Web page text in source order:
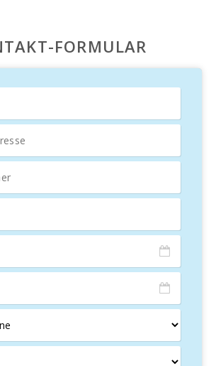
Hier können Sie gesellige
genießen.
sich über zwei Etagen. Im Erdgeschoss
voll ausgestatteten Küche und einer
erwarten Sie drei lichtdurchflutete
mit einem Doppelbett (150 cm x 190
mit Meerblick, ein weiteres mit
cm x 190 cm) und das dritte mit
Platz für bis zu sechs Personen in
Auf Anfrage kann gegen einen
Bett bereitgestellt werden.
mit einem Gasofen und Herd
über alle notwendigen Utensilien,
zuzubereiten. Es gibt zwei moderne
und WC.
der besten Gegenden von Puerto de
FORMULAR